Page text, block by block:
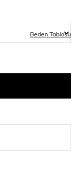
Beden Tablosu